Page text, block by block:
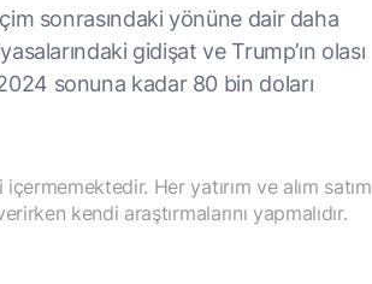
sonrasındaki yönüne dair daha
gidişat ve Trump’ın olası
sonuna kadar 80 bin doları
Her yatırım ve alım satım
kendi araştırmalarını yapmalıdır.